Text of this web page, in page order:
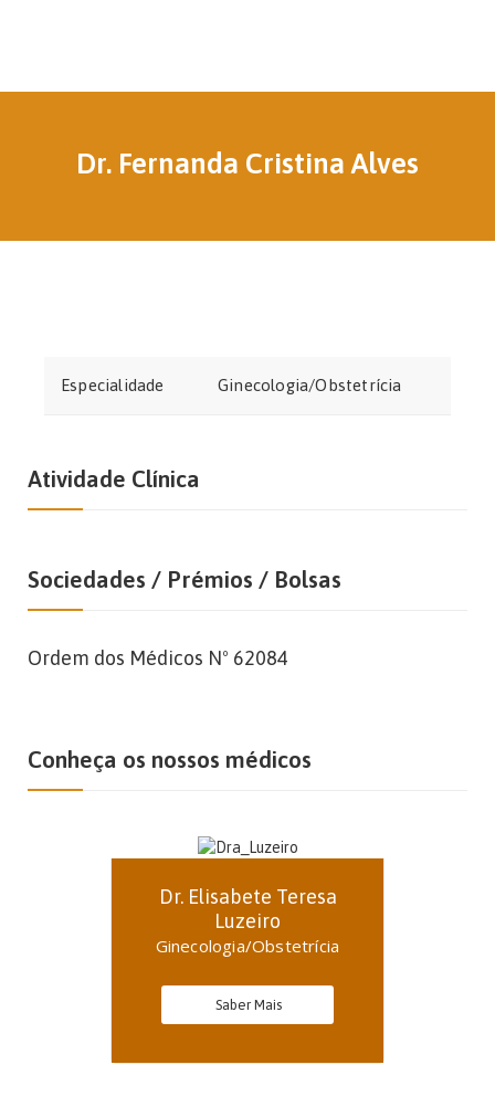
Dr. Fernanda Cristina Alves
Especialidade Ginecologia/Obstetrícia
Atividade Clínica
Sociedades / Prémios / Bolsas
Ordem dos Médicos Nº 62084
Conheça os nossos médicos
Dr. Elisabete Teresa
Luzeiro
Ginecologia/Obstetrícia
Saber Mais